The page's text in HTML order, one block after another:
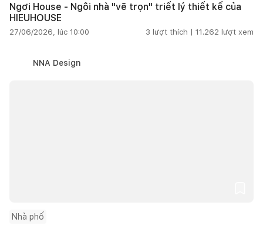
Ngơi House - Ngôi nhà "vẽ trọn" triết lý thiết kế của
HIEUHOUSE
27/06/2026, lúc 10:00 3 lượt thích | 11.262 lượt xem
NNA Design
Nhà phố